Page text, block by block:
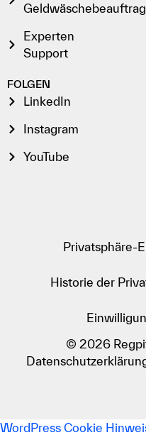
Experten
Support
FOLGEN
LinkedIn
Instagram
YouTube
Privatsphäre-
Historie der
© 2026
WordPress Cookie